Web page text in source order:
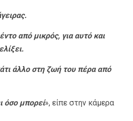
από μικρός, για αυτό και
άλλο στη ζωή του πέρα από
όσο μπορεί», είπε στην κάμερα